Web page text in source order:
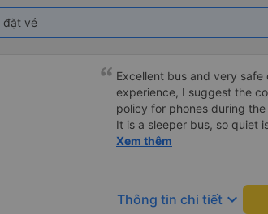
đặt vé
Excellent bus and very
experience, I suggest the
policy for phones during
It is a sleeper bus, so quiet
Wi-Fi password clearly
hơn, tôi góp ý nhà xe nên
lặng (tắt âm thanh điện
Xem thêm
Thông tin chi tiết keyboard_arrow_down